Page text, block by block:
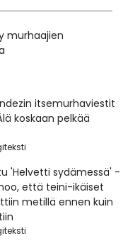
murhaajien
itsemurhaviestit
koskaan pelkää
'Helvetti sydämessä' -
että teini-ikäiset
metillä ennen kuin